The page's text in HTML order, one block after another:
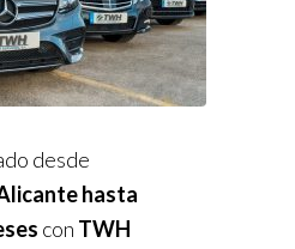
desde
hasta
con TWH